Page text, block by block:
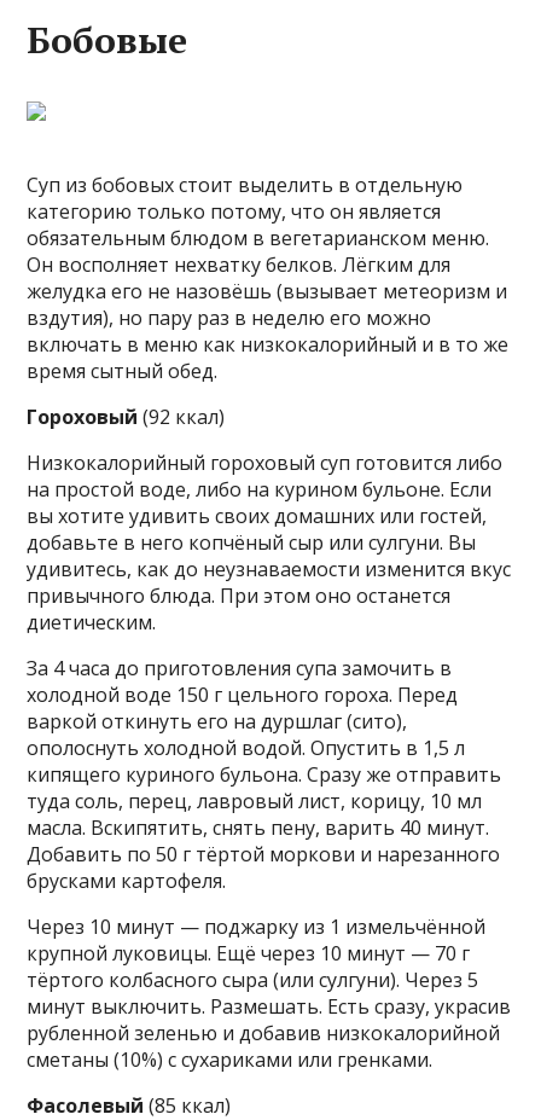
Бобовые
Суп из бобовых стоит выделить в отдельную
категорию только потому, что он является
обязательным блюдом в вегетарианском меню.
Он восполняет нехватку белков. Лёгким для
желудка его не назовёшь (вызывает метеоризм и
вздутия), но пару раз в неделю его можно
включать в меню как низкокалорийный и в то же
время сытный обед.
Гороховый (92 ккал)
Низкокалорийный гороховый суп готовится либо
на простой воде, либо на курином бульоне. Если
вы хотите удивить своих домашних или гостей,
добавьте в него копчёный сыр или сулгуни. Вы
удивитесь, как до неузнаваемости изменится вкус
привычного блюда. При этом оно останется
диетическим.
За 4 часа до приготовления супа замочить в
холодной воде 150 г цельного гороха. Перед
варкой откинуть его на дуршлаг (сито),
ополоснуть холодной водой. Опустить в 1,5 л
кипящего куриного бульона. Сразу же отправить
туда соль, перец, лавровый лист, корицу, 10 мл
масла. Вскипятить, снять пену, варить 40 минут.
Добавить по 50 г тёртой моркови и нарезанного
брусками картофеля.
Через 10 минут — поджарку из 1 измельчённой
крупной луковицы. Ещё через 10 минут — 70 г
тёртого колбасного сыра (или сулгуни). Через 5
минут выключить. Размешать. Есть сразу, украсив
рубленной зеленью и добавив низкокалорийной
сметаны (10%) с сухариками или гренками.
Фасолевый (85 ккал)